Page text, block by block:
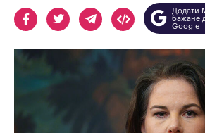
Додати
бажане
Google